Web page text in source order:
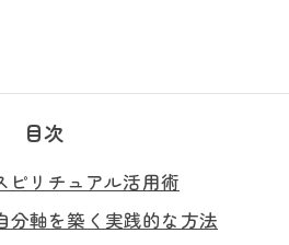
目次
ピリチュアル活用術
分軸を築く実践的な方法